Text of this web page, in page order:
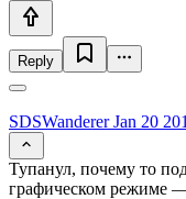
Reply
SDSWandererJan 20
Тупанул, почему то
графическом режиме